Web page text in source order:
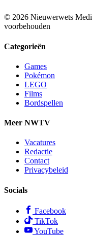
© 2026 Nieuwerwets
voorbehouden
Categorieën
Games
Pokémon
LEGO
Films
Bordspellen
Meer NWTV
Vacatures
Redactie
Contact
Privacybeleid
Socials
Facebook
TikTok
YouTube